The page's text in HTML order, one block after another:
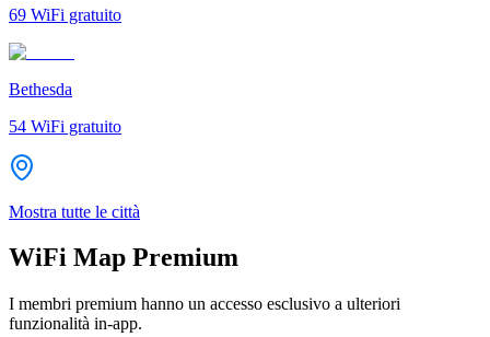
69 WiFi gratuito
Bethesda
54 WiFi gratuito
Mostra tutte le città
WiFi Map Premium
I membri premium hanno un accesso esclusivo a ulteriori
funzionalità in-app.